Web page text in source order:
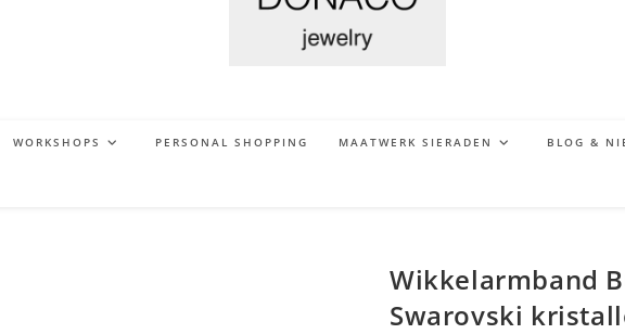
WORKSHOPS PERSONAL SHOPPING MAATWERK SIERADEN BLOG &
Wikkelarmband
Swarovski